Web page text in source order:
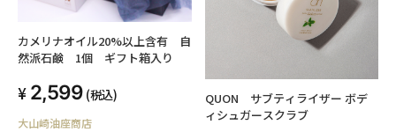
カメリナオイル20%以上含有 自
然派石鹸 1個 ギフト箱入り
2,599 (税込)
大山崎油座商店
QUON サブティライザー ボデ
ィシュガースクラブ